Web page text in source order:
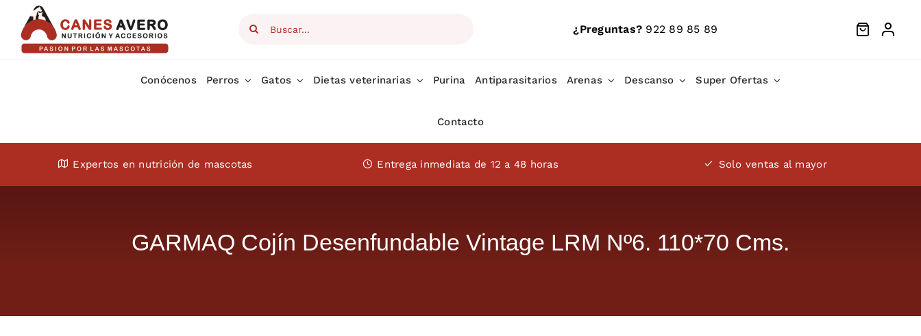
content
Search
¿Preguntas? 922 89 85 89
Conócenos Perros Gatos Dietas veterinarias Purina Antiparasitarios Arenas Descanso Super Ofertas
Contacto
Expertos en nutrición de mascotas Entrega inmediata de 12 a 48 horas Solo ventas al mayor
GARMAQ Cojín Desenfundable Vintage LRM Nº6. 110*70 Cms.